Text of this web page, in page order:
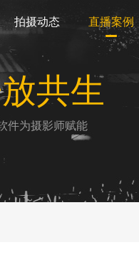
拍摄动态 直播案例
共生
件为摄影师赋能